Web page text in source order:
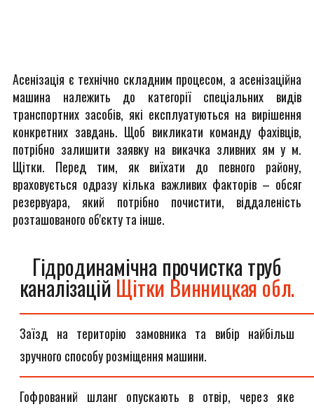
Асенізація є технічно складним процесом, а асенізаційна
машина належить до категорії спеціальних видів
транспортних засобів, які експлуатуються на вирішення
конкретних завдань. Щоб викликати команду фахівців,
потрібно залишити заявку на викачка зливних ям у м.
Щітки. Перед тим, як виїхати до певного району,
враховується одразу кілька важливих факторів – обсяг
резервуара, який потрібно почистити, віддаленість
розташованого об'єкту та інше.
Гідродинамічна прочистка труб
каналізацій Щітки Винницкая обл.
Заїзд на територію замовника та вибір найбільш
зручного способу розміщення машини.
Гофрований шланг опускають в отвір, через яке